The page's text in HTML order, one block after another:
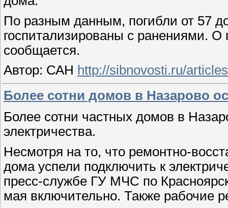
По разным данным, погибли от 57
госпитализированы с ранениями. О
сообщается.
Автор: САН http://sibnovosti.ru/
Более сотни домов в Назарово
Более сотни частных домов в
электричества.
Несмотря на то, что ремонтно-
дома успели подключить к
пресс-службе ГУ МЧС по
мая включительно. Также